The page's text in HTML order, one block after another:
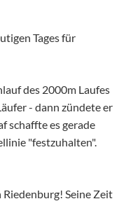
Tages für
des 2000m Laufes
- dann zündete er
schaffte es gerade
"festzuhalten".
Seine Zeit